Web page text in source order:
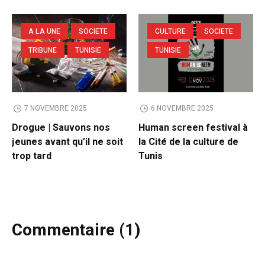
A LA UNE
SOCIETE
TRIBUNE
TUNISIE
7 NOVEMBRE 2025
Drogue | Sauvons nos
jeunes avant qu’il ne soit
trop tard
CULTURE
SOCIETE
TUNISIE
6 NOVEMBRE 2025
Human screen festival à
la Cité de la culture de
Tunis
Commentaire (1)